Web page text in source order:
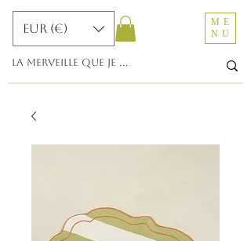
EUR (€)
ME
NU